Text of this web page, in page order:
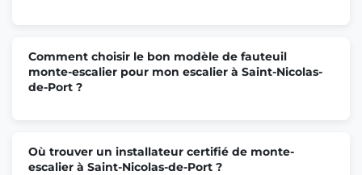
Comment choisir le bon modèle de fauteuil
monte-escalier pour mon escalier à Saint-Nicolas-
de-Port ?
Où trouver un installateur certifié de monte-
escalier à Saint-Nicolas-de-Port ?